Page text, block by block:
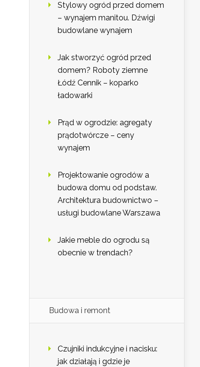
Stylowy ogród przed domem
– wynajem manitou. Dźwigi
budowlane wynajem
Jak stworzyć ogród przed
domem? Roboty ziemne
Łódź Cennik – koparko
ładowarki
Prąd w ogrodzie: agregaty
prądotwórcze – ceny
wynajem
Projektowanie ogrodów a
budowa domu od podstaw.
Architektura budownictwo –
usługi budowlane Warszawa
Jakie meble do ogrodu są
obecnie w trendach?
Budowa i remont
Czujniki indukcyjne i nacisku:
jak działają i gdzie je